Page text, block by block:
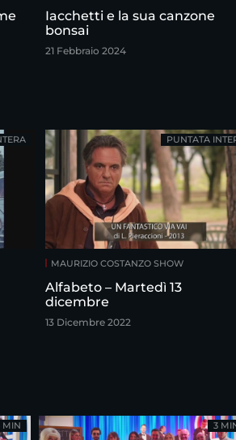
Iacchetti e la sua canzone
bonsai
21 Febbraio 2024
MAURIZIO COSTANZO SHOW
Alfabeto – Martedì 13
dicembre
13 Dicembre 2022
PUNTATA
MIN 3